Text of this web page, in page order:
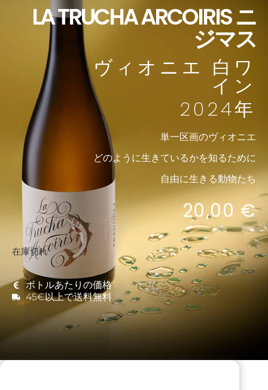
LA TRUCHA ARCOIRIS ニ
ジマス
ヴィオニエ 白ワ
イン
2024年
単一区画のヴィオニエ
どのように生きているかを知るために
自由に生きる動物たち
20,00 €
在庫切れ
ボトルあたりの価格
45€以上で送料無料